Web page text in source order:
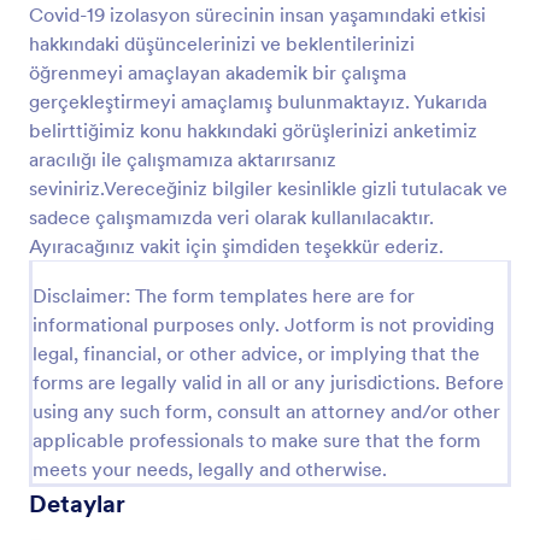
Covid-19 izolasyon sürecinin insan yaşamındaki etkisi
hakkındaki düşüncelerinizi ve beklentilerinizi
öğrenmeyi amaçlayan akademik bir çalışma
gerçekleştirmeyi amaçlamış bulunmaktayız. Yukarıda
belirttiğimiz konu hakkındaki görüşlerinizi anketimiz
aracılığı ile çalışmamıza aktarırsanız
seviniriz.Vereceğiniz bilgiler kesinlikle gizli tutulacak ve
sadece çalışmamızda veri olarak kullanılacaktır.
Ayıracağınız vakit için şimdiden teşekkür ederiz.
Disclaimer: The form templates here are for
informational purposes only. Jotform is not providing
legal, financial, or other advice, or implying that the
forms are legally valid in all or any jurisdictions. Before
using any such form, consult an attorney and/or other
applicable professionals to make sure that the form
meets your needs, legally and otherwise.
Detaylar
Önizleme